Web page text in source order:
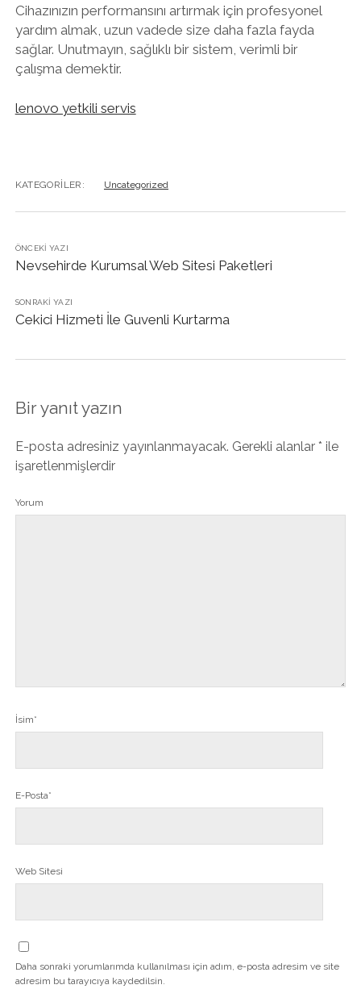
Cihazınızın performansını artırmak için profesyonel
yardım almak, uzun vadede size daha fazla fayda
sağlar. Unutmayın, sağlıklı bir sistem, verimli bir
çalışma demektir.
lenovo yetkili servis
KATEGORILER: Uncategorized
ÖNCEKI YAZI
Nevsehirde Kurumsal Web Sitesi Paketleri
SONRAKI YAZI
Cekici Hizmeti İle Guvenli Kurtarma
Bir yanıt yazın
E-posta adresiniz yayınlanmayacak. Gerekli alanlar * ile
işaretlenmişlerdir
Yorum
İsim*
E-Posta*
Web Sitesi
Daha sonraki yorumlarımda kullanılması için adım, e-posta adresim ve site
adresim bu tarayıcıya kaydedilsin.